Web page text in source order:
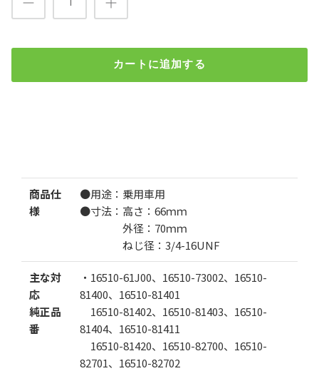
カートに追加する
数量
100個
カートに追加する
商品仕
様
●用途：乗用車用
●寸法：高さ：66ｍｍ
外径：70ｍｍ
ねじ径：3/4-16UNF
主な対
応
純正品
番
・16510-61J00、16510-73002、16510-
81400、16510-81401
16510-81402、16510-81403、16510-
81404、16510-81411
16510-81420、16510-82700、16510-
82701、16510-82702